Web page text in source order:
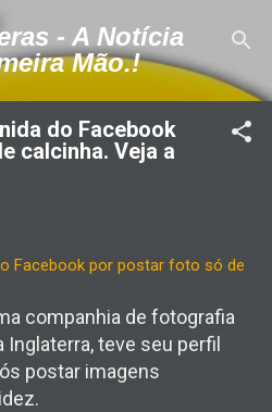
conteúdo principal
- A Notícia
Mão.!
do Facebook
calcinha. Veja a
companhia de fotografia
Inglaterra, teve seu perfil
postar imagens